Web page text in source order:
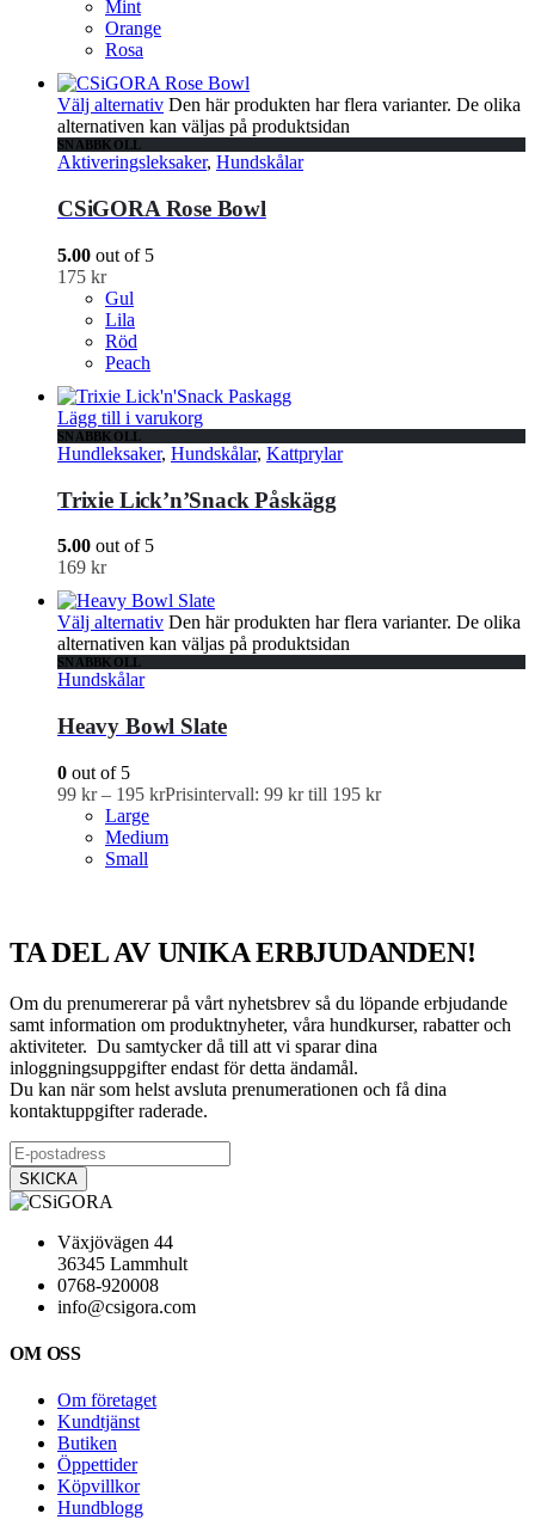
Mint
Orange
Rosa
Välj alternativ Den här produkten har flera varianter. De olika
alternativen kan väljas på produktsidan
SNABBKOLL
Aktiveringsleksaker, Hundskålar
CSiGORA Rose Bowl
5.00 out of 5
175 kr
Gul
Lila
Röd
Peach
Lägg till i varukorg
SNABBKOLL
Hundleksaker, Hundskålar, Kattprylar
Trixie Lick’n’Snack Påskägg
5.00 out of 5
169 kr
Välj alternativ Den här produkten har flera varianter. De olika
alternativen kan väljas på produktsidan
SNABBKOLL
Hundskålar
Heavy Bowl Slate
0 out of 5
99 kr – 195 krPrisintervall: 99 kr till 195 kr
Large
Medium
Small
TA DEL AV UNIKA ERBJUDANDEN!
Om du prenumererar på vårt nyhetsbrev så du löpande erbjudande
samt information om produktnyheter, våra hundkurser, rabatter och
aktiviteter. Du samtycker då till att vi sparar dina
inloggningsuppgifter endast för detta ändamål.
Du kan när som helst avsluta prenumerationen och få dina
kontaktuppgifter raderade.
Växjövägen 44
36345 Lammhult
0768-920008
info@csigora.com
OM OSS
Om företaget
Kundtjänst
Butiken
Öppettider
Köpvillkor
Hundblogg